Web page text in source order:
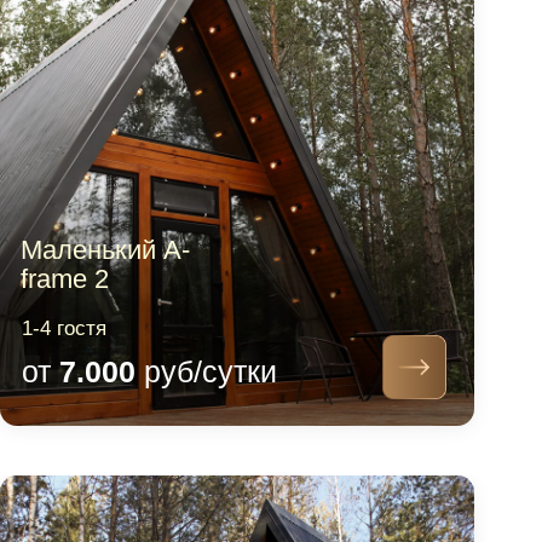
Большой A-
frame
2-8 гостя
от 9.000руб/сутки
от6.000руб/сутки